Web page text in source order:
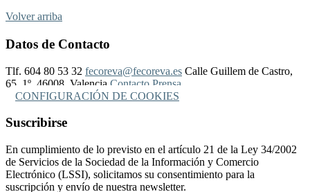
Volver arriba
Datos de Contacto
Tlf. 604 80 53 32 fecoreva@fecoreva.es Calle Guillem de Castro,
65, 1º, 46008, Valencia Contacto Prensa
CONFIGURACIÓN DE COOKIES
Suscribirse
En cumplimiento de lo previsto en el artículo 21 de la Ley 34/2002
de Servicios de la Sociedad de la Información y Comercio
Electrónico (LSSI), solicitamos su consentimiento para la
suscripción y envío de nuestra newsletter.